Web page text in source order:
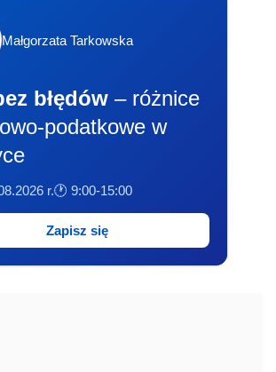
Małgorzata Tarkowska
błędów – różnice
podatkowe w
r.🕐 9:00-15:00
Zapisz się